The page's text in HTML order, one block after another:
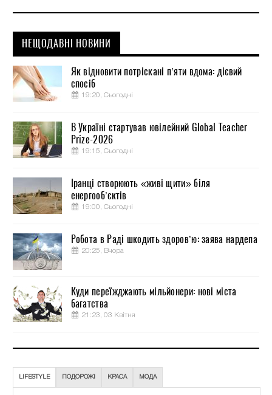
НЕЩОДАВНІ НОВИНИ
Як відновити потріскані п’яти вдома: дієвий
спосіб
19:20, Сьогодні
В Україні стартував ювілейний Global Teacher
Prize-2026
19:15, Сьогодні
Іранці створюють «живі щити» біля
енергооб’єктів
19:00, Сьогодні
Робота в Раді шкодить здоров’ю: заява нардепа
20:25, Вчора
Куди переїжджають мільйонери: нові міста
багатства
21:23, 03 Квітня
LIFESTYLE ПОДОРОЖІ КРАСА МОДА